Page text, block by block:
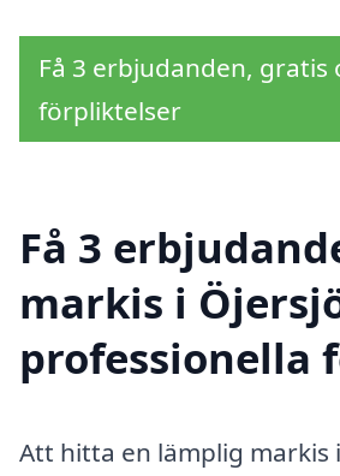
Få 3 erbjudanden, gratis
förpliktelser
Få 3
markis i
professionella
Att hitta en lämplig markis